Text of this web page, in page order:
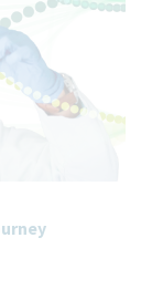
ins Azubileben:
Du dich
Central"